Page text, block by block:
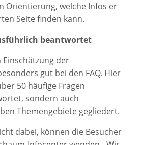
Orientierung, welche Infos er
Seite finden kann.
beantwortet
Einschätzung der
gut bei den FAQ. Hier
50 häufige Fragen
sondern auch
Themengebiete gegliedert.
dabei, können die Besucher